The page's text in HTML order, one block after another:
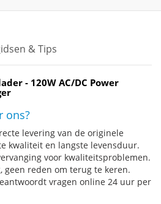
& Tips
- 120W AC/DC Power
ons?
levering van de originele
kwaliteit en langste levensduur.
voor kwaliteitsproblemen.
geen reden om terug te keren.
vragen online 24 uur per